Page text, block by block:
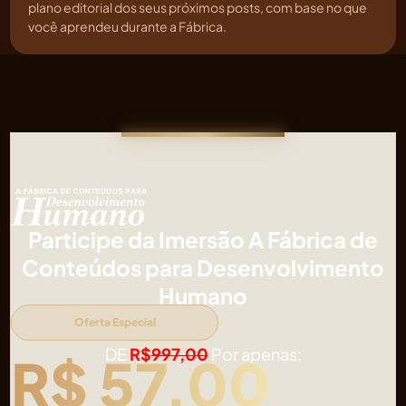
plano editorial dos seus próximos posts, com base no que
você aprendeu durante a Fábrica.
Participe da Imersão A Fábrica de
Conteúdos para Desenvolvimento
Humano
Oferta Especial
DE R$997,00Por apenas:
R$ 57,00